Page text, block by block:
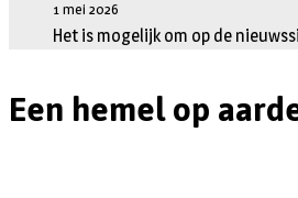
1 mei 2026
Het is mogelijk om op de
Een hemel op